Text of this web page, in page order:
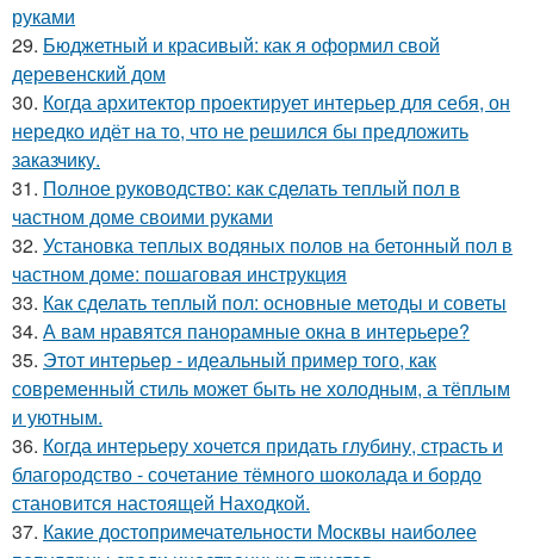
руками
29. Бюджетный и красивый: как я оформил свой
деревенский дом
30. Когда архитектор проектирует интерьер для себя, он
нередко идёт на то, что не решился бы предложить
заказчику.
31. Полное руководство: как сделать теплый пол в
частном доме своими руками
32. Установка теплых водяных полов на бетонный пол в
частном доме: пошаговая инструкция
33. Как сделать теплый пол: основные методы и советы
34. А вам нравятся панорамные окна в интерьере?
35. Этот интерьер - идеальный пример того, как
современный стиль может быть не холодным, а тёплым
и уютным.
36. Когда интерьеру хочется придать глубину, страсть и
благородство - сочетание тёмного шоколада и бордо
становится настоящей Находкой.
37. Какие достопримечательности Москвы наиболее